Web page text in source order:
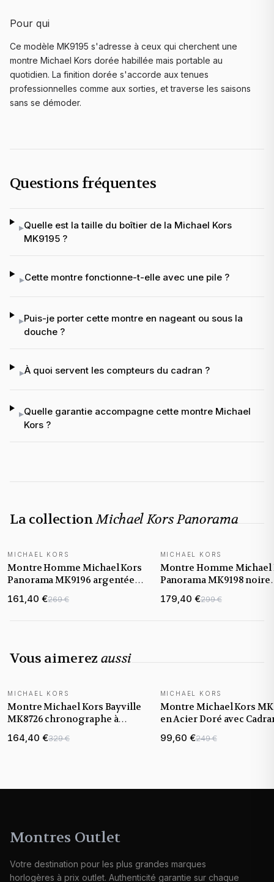
Pour qui
Ce modèle MK9195 s'adresse à ceux qui cherchent une
montre Michael Kors dorée habillée mais portable au
quotidien. La finition dorée s'accorde aux tenues
professionnelles comme aux sorties, et traverse les saisons
sans se démoder.
Questions fréquentes
▸Quelle est la taille du boîtier de la Michael Kors
MK9195 ?
▸Cette montre fonctionne-t-elle avec une pile ?
▸Puis-je porter cette montre en nageant ou sous la
douche ?
▸À quoi servent les compteurs du cadran ?
▸Quelle garantie accompagne cette montre Michael
Kors ?
La collectionMichael Kors Panorama
NOUVEAUTÉ
MICHAEL KORS
Montre Homme Michael Kors
Panorama MK9196 argentée
bracelet maillons acier
161,40 €269 €
NOUVEAUTÉ
MICHAEL KORS
Montre Homme Michael
Panorama MK9198 noire
bracelet maillons acier
179,40 €299 €
Vous aimerez aussi
MICHAEL KORS
Montre Michael Kors Bayville
MK8726 chronographe à
164,40 €329 €
MICHAEL KORS
Montre Michael Kors
en Acier Doré avec
99,60 €249 €
Montres Outlet
Votre destination pour les plus grandes marques
horlogères à prix outlet. Authenticité garantie sur chaque